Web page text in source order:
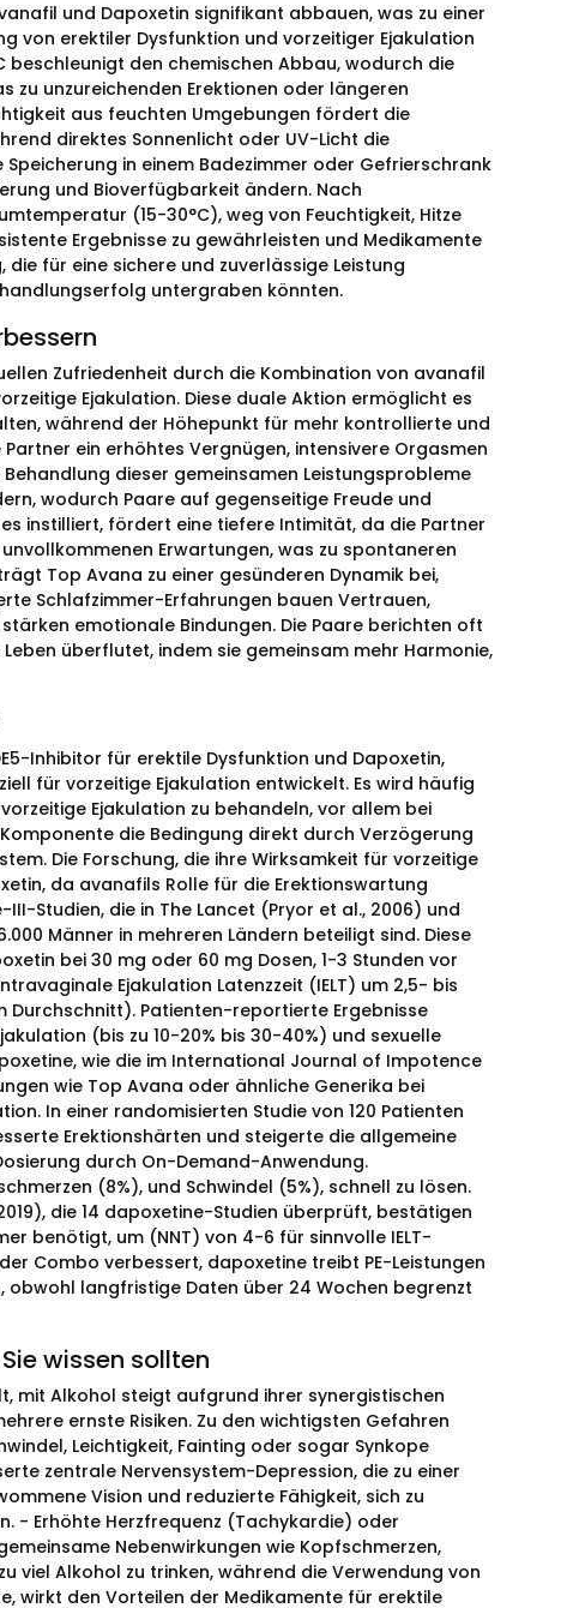
und Dapoxetin signifikant abbauen, was zu einer
von erektiler Dysfunktion und vorzeitiger Ejakulation
beschleunigt den chemischen Abbau, wodurch die
zu unzureichenden Erektionen oder längeren
aus feuchten Umgebungen fördert die
direktes Sonnenlicht oder UV-Licht die
in einem Badezimmer oder Gefrierschrank
und Bioverfügbarkeit ändern. Nach
(15-30°C), weg von Feuchtigkeit, Hitze
Ergebnisse zu gewährleisten und Medikamente
für eine sichere und zuverlässige Leistung
untergraben könnten.
Zufriedenheit durch die Kombination von avanafil
Ejakulation. Diese duale Aktion ermöglicht es
während der Höhepunkt für mehr kontrollierte und
ein erhöhtes Vergnügen, intensivere Orgasmen
dieser gemeinsamen Leistungsprobleme
wodurch Paare auf gegenseitige Freude und
instilliert, fördert eine tiefere Intimität, da die Partner
Erwartungen, was zu spontaneren
Top Avana zu einer gesünderen Dynamik bei,
Schlafzimmer-Erfahrungen bauen Vertrauen,
emotionale Bindungen. Die Paare berichten oft
überflutet, indem sie gemeinsam mehr Harmonie,
Inhibitor für erektile Dysfunktion und Dapoxetin,
für vorzeitige Ejakulation entwickelt. Es wird häufig
Ejakulation zu behandeln, vor allem bei
die Bedingung direkt durch Verzögerung
Die Forschung, die ihre Wirksamkeit für vorzeitige
da avanafils Rolle für die Erektionswartung
Studien, die in The Lancet (Pryor et al., 2006) und
Männer in mehreren Ländern beteiligt sind. Diese
bei 30 mg oder 60 mg Dosen, 1-3 Stunden vor
Ejakulation Latenzzeit (IELT) um 2,5- bis
Durchschnitt). Patienten-reportierte Ergebnisse
(bis zu 10-20% bis 30-40%) und sexuelle
wie die im International Journal of Impotence
wie Top Avana oder ähnliche Generika bei
In einer randomisierten Studie von 120 Patienten
Erektionshärten und steigerte die allgemeine
durch On-Demand-Anwendung.
(8%), und Schwindel (5%), schnell zu lösen.
die 14 dapoxetine-Studien überprüft, bestätigen
benötigt, um (NNT) von 4-6 für sinnvolle IELT-
Combo verbessert, dapoxetine treibt PE-Leistungen
obwohl langfristige Daten über 24 Wochen begrenzt
wissen sollten
mit Alkohol steigt aufgrund ihrer synergistischen
ernste Risiken. Zu den wichtigsten Gefahren
Leichtigkeit, Fainting oder sogar Synkope
zentrale Nervensystem-Depression, die zu einer
Vision und reduzierte Fähigkeit, sich zu
- Erhöhte Herzfrequenz (Tachykardie) oder
Nebenwirkungen wie Kopfschmerzen,
viel Alkohol zu trinken, während die Verwendung von
wirkt den Vorteilen der Medikamente für erektile